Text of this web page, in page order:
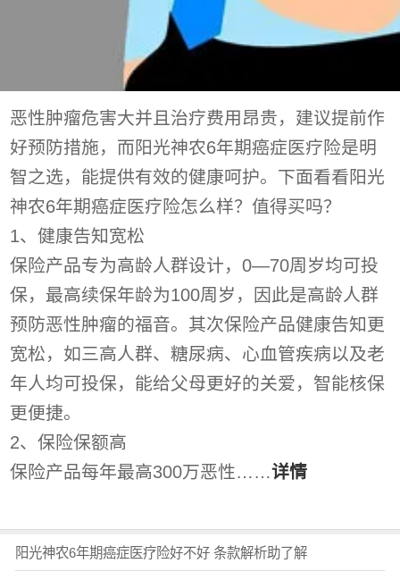
恶性肿瘤危害大并且治疗费用昂贵，建议提前作
好预防措施，而阳光神农6年期癌症医疗险是明
智之选，能提供有效的健康呵护。下面看看阳光
神农6年期癌症医疗险怎么样？值得买吗？
1、健康告知宽松
保险产品专为高龄人群设计，0—70周岁均可投
保，最高续保年龄为100周岁，因此是高龄人群
预防恶性肿瘤的福音。其次保险产品健康告知更
宽松，如三高人群、糖尿病、心血管疾病以及老
年人均可投保，能给父母更好的关爱，智能核保
更便捷。
2、保险保额高
保险产品每年最高300万恶性……详情
阳光神农6年期癌症医疗险好不好 条款解析助了解